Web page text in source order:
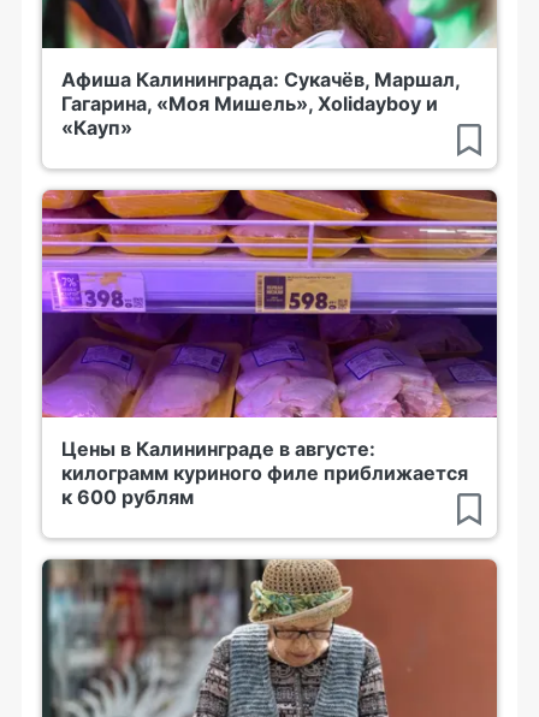
Афиша Калининграда: Сукачёв, Маршал,
Гагарина, «Моя Мишель», Xolidayboy и
«Кауп»
Цены в Калининграде в августе:
килограмм куриного филе приближается
к 600 рублям